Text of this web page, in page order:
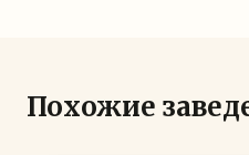
Похожие